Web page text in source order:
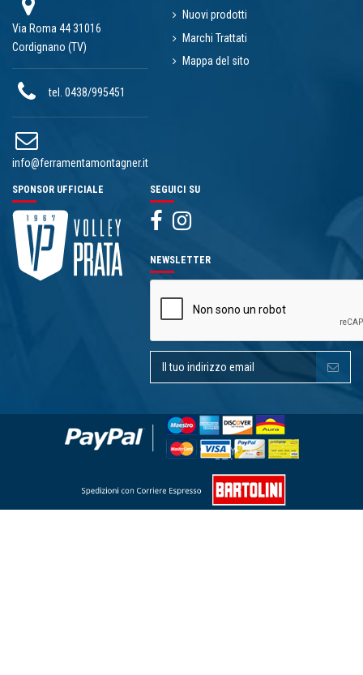
Via Roma 44 31016
Cordignano (TV)
tel. 0438/995451
info@ferramentamontagner.it
SPONSOR UFFICIALE
Nuovi prodotti
Marchi Trattati
Mappa del sito
SEGUICI SU
NEWSLETTER